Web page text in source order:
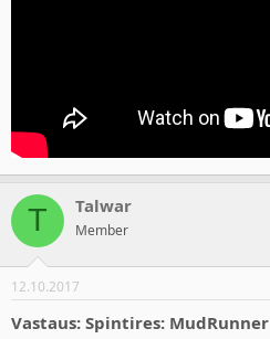
T Talwar
Member
12.10.2017
Vastaus: Spintires: MudRunner